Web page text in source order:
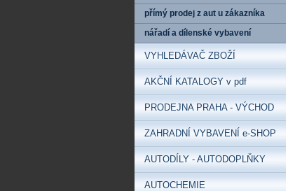
přímý prodej z aut u zákazníka
nářadí a dílenské vybavení
VYHLEDÁVAČ ZBOŽÍ
AKČNÍ KATALOGY v pdf
PRODEJNA PRAHA - VÝCHOD
ZAHRADNÍ VYBAVENÍ e-SHOP
AUTODÍLY - AUTODOPLŇKY
AUTOCHEMIE